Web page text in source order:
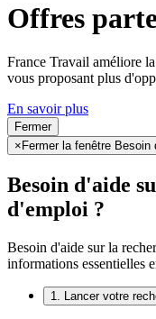
Offres
France Travail améliore
vous proposant plus
En savoir plus
Fermer
× Fermer la fenêtre
Besoin d'aide
d'emploi ?
Besoin d'aide sur la
informations essentielles
1. Lancer votre